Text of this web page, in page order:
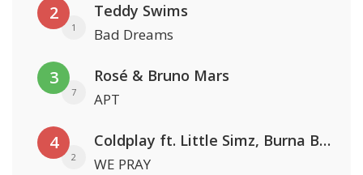
2
1
Teddy Swims
Bad Dreams
3
7
Rosé & Bruno Mars
APT
4
2
Coldplay ft. Little Simz, Burna Boy, Elyanna & Tini
WE PRAY